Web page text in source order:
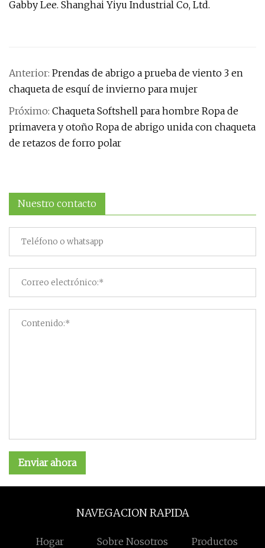
Gabby Lee. Shanghai Yiyu Industrial Co, Ltd.
Anterior: Prendas de abrigo a prueba de viento 3 en
chaqueta de esquí de invierno para mujer
Próximo: Chaqueta Softshell para hombre Ropa de
primavera y otoño Ropa de abrigo unida con chaqueta
de retazos de forro polar
Nuestro contacto
Enviar ahora
NAVEGACION RAPIDA
Hogar Sobre Nosotros Productos